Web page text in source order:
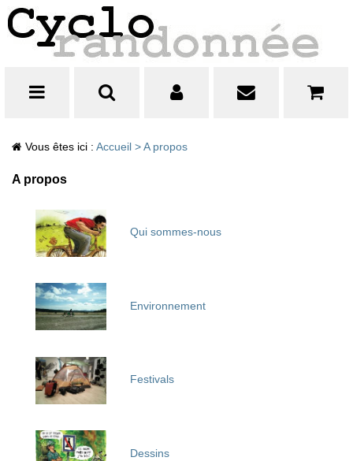
Vous êtes ici : Accueil > A propos
A propos
Qui sommes-nous
Environnement
Festivals
Dessins